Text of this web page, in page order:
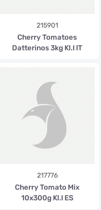
215901
Cherry Tomatoes
Datterinos 3kg Kl.I IT
217776
Cherry Tomato Mix
10x300g Kl.I ES